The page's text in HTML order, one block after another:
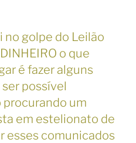
no golpe do Leilão
o que
é fazer alguns
possível
um
em estelionato de
esses comunicados